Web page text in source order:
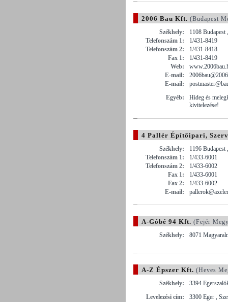
2006 Bau Kft. (Budapest
Székhely:
1108
Telefonszám 1:
1/431-8419
Telefonszám 2:
1/431-8418
Fax 1:
1/431-8419
Web:
E-mail:
E-mail:
Egyéb:
Hideg és
kivitelezése!
4 Pallér Építőipari,
Székhely:
1196
Telefonszám 1:
1/433-6001
Telefonszám 2:
1/433-6002
Fax 1:
1/433-6001
Fax 2:
1/433-6002
E-mail:
A-Góbé 94 Kft. (Fejér
Székhely:
8071
A-Z Épszer Kft. (Heves
Székhely:
3394
Levelezési cím:
3300 Eger ,